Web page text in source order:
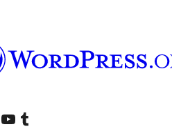
LinkedIn
nostru TikTok
Vizitează canalul nostru YouTube
Vizitează contul nostru Tumblr